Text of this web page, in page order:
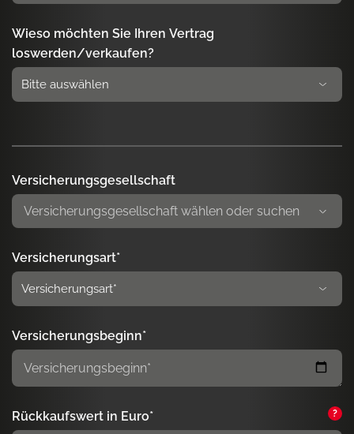
Wieso möchten Sie Ihren Vertrag
loswerden/verkaufen?
Versicherungsgesellschaft
Versicherungsart*
Versicherungsbeginn*
Rückkaufswert in Euro* ?